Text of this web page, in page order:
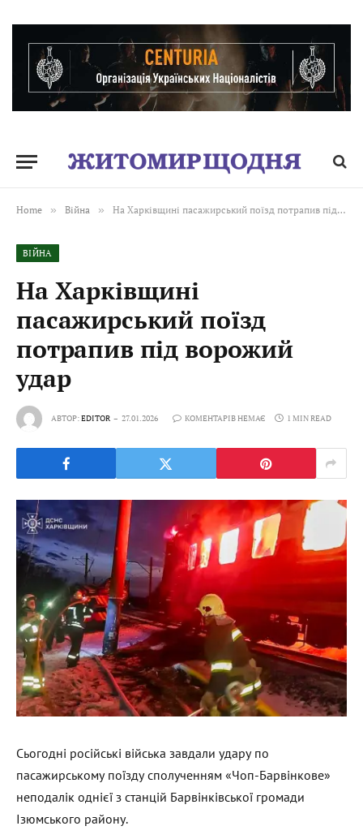
Home » Війна » На Харківщині пасажирський поїзд потрапив під ворожий удар
ВІЙНА
На Харківщині
пасажирський поїзд
потрапив під ворожий
удар
АВТОР:EDITOR 27.01.2026 КОМЕНТАРІВ НЕМАЄ 1 MIN READ
Сьогодні російські війська завдали удару по
пасажирському поїзду сполученням «Чоп-Барвінкове»
неподалік однієї з станцій Барвінківської громади
Ізюмського району.